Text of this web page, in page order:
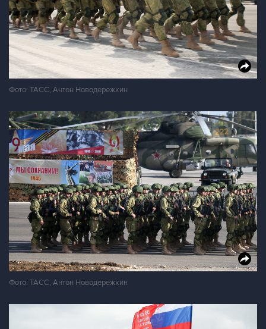
Фото: ТАСС, Антон Новодережкин
Фото: ТАСС, Антон Новодережкин